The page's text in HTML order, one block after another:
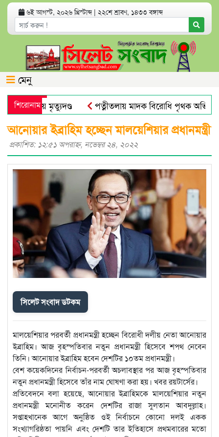
৬ই আগস্ট, ২০২৬ খ্রিস্টাব্দ | ২২শে শ্রাবণ, ১৪৩৩ বঙ্গাব্দ
মেনু
শিরোনাম
মামলায় মৃত্যুদণ্ড
পত্নীতলায় মাদক বিরোধি পৃথক
মুজিব পরদেশী কারাগারে
ঢাকা আলিয়া মাদ্রাসায় ছাত্রদল-
আনোয়ার ইব্রাহিম হচ্ছেন মালয়েশিয়ার প্রধানমন্ত্রী
প্রকাশিত: ১২:৫১ অপরাহ্ণ, নভেম্বর ২৪, ২০২২
সিলেট সংবাদ ডটকম
মালয়েশিয়ার পরবর্তী প্রধানমন্ত্রী হচ্ছেন বিরোধী দলীয় নেতা আনোয়ার
ইব্রাহিম। আজ বৃহস্পতিবার নতুন প্রধানমন্ত্রী হিসেবে শপথ নেবেন
তিনি। আনোয়ার ইব্রাহিম হবেন দেশটির ১০তম প্রধানমন্ত্রী।
বেশ কয়েকদিনের নির্বাচন-পরবর্তী অচলাবস্থার পর আজ বৃহস্পতিবার
নতুন প্রধানমন্ত্রী হিসেবে তাঁর নাম ঘোষণা করা হয়। খবর রয়টার্সের।
প্রতিবেদনে বলা হয়েছে, আনোয়ার ইব্রাহিমকে মালয়েশিয়ার নতুন
প্রধানমন্ত্রী মনোনীত করেন দেশটির রাজা সুলতান আবদুল্লাহ।
সপ্তাহখানেক আগে অনুষ্ঠিত ওই নির্বাচনে কোনো দলই একক
সংখ্যাগরিষ্ঠতা পায়নি এবং দেশটি তার ইতিহাসে প্রথমবারের মতো